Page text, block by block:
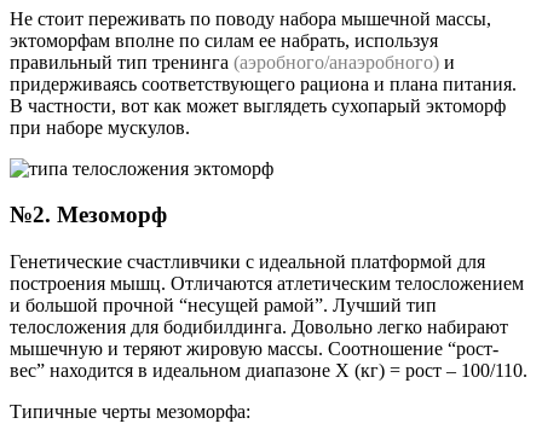
Не стоит переживать по поводу набора мышечной массы,
эктоморфам вполне по силам ее набрать, используя
правильный тип тренинга (аэробного/анаэробного) и
придерживаясь соответствующего рациона и плана питания.
В частности, вот как может выглядеть сухопарый эктоморф
при наборе мускулов.
№2. Мезоморф
Генетические счастливчики с идеальной платформой для
построения мышц. Отличаются атлетическим телосложением
и большой прочной “несущей рамой”. Лучший тип
телосложения для бодибилдинга. Довольно легко набирают
мышечную и теряют жировую массы. Соотношение “рост-
вес” находится в идеальном диапазоне X (кг) = рост – 100/110.
Типичные черты мезоморфа: